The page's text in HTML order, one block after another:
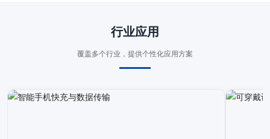
行业应用
覆盖多个行业，提供个性化应用方案